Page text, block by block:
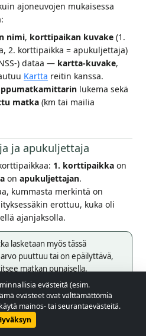
ajoneuvojen mukaisessa
nimi, korttipaikan kuvake (1.
2. korttipaikka = apukuljettaja)
) dataa — kartta-kuvake,
Kartta reitin kanssa.
lukema sekä
matka (km tai mailia
ja apukuljettaja
1. korttipaikka on
onapukuljettajan.
kummasta merkintä on
erottuu, kuka oli
ajanjaksolla.
lasketaan myös tässä
puuttuu tai on epäilyttävä,
matkan punaisella.
yhteenvedot
yhteenvedot
evästeitä (esim.
evästeet ovat välttämättömiä
mainos- tai seurantaevästeitä.